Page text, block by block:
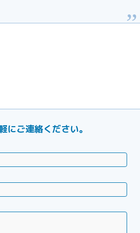
ご連絡ください。